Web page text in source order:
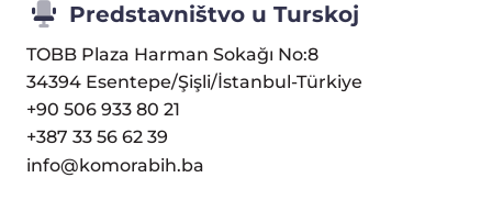
Predstavništvo u Turskoj
TOBB Plaza Harman Sokağı No:8
34394 Esentepe/Şişli/İstanbul-Türkiye
+90 506 933 80 21
+387 33 56 62 39
info@komorabih.ba